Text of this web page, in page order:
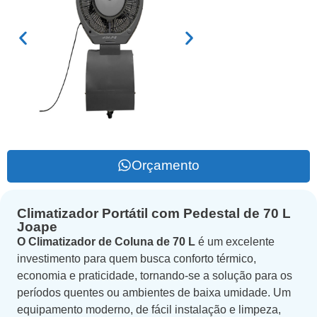
Orçamento
Climatizador Portátil com Pedestal de 70 L
Joape
O Climatizador de Coluna de 70 L é um excelente
investimento para quem busca conforto térmico,
economia e praticidade, tornando-se a solução para os
períodos quentes ou ambientes de baixa umidade. Um
equipamento moderno, de fácil instalação e limpeza,